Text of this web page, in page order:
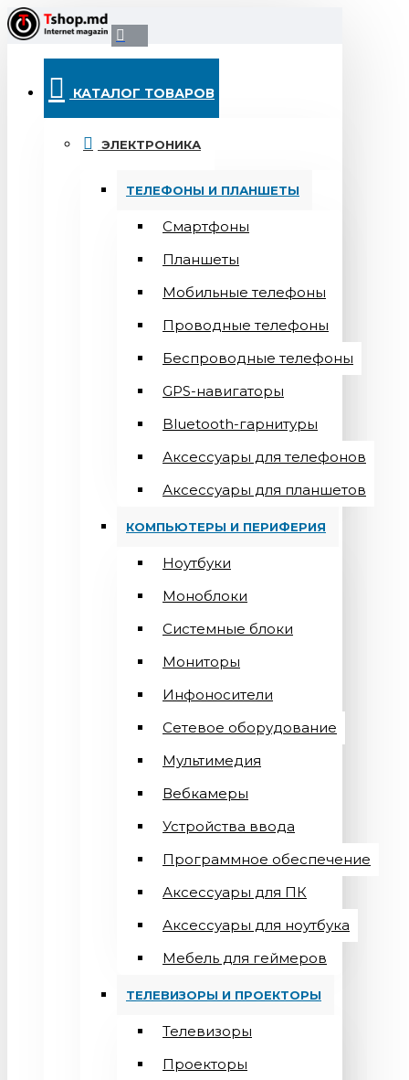
КАТАЛОГ ТОВАРОВ
ЭЛЕКТРОНИКА
ТЕЛЕФОНЫ И ПЛАНШЕТЫ
Смартфоны
Планшеты
Мобильные телефоны
Проводные телефоны
Беспроводные телефоны
GPS-навигаторы
Bluetooth-гарнитуры
Аксессуары для телефонов
Аксессуары для планшетов
КОМПЬЮТЕРЫ И ПЕРИФЕРИЯ
Ноутбуки
Моноблоки
Системные блоки
Мониторы
Инфоносители
Сетевое оборудование
Мультимедия
Вебкамеры
Устройства ввода
Программное обеспечение
Аксессуары для ПК
Аксессуары для ноутбука
Мебель для геймеров
ТЕЛЕВИЗОРЫ И ПРОЕКТОРЫ
Телевизоры
Проекторы